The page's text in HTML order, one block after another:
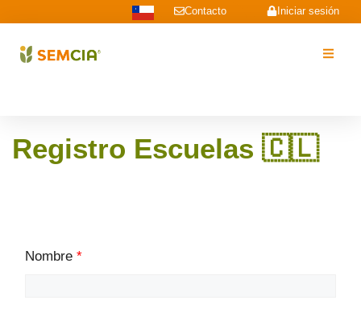
Iniciar sesión
Contacto
Registro Escuelas 🇨🇱
Nombre *